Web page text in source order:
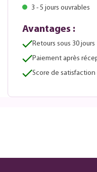
3 - 5 jours ouvrables
Avantages :
Retours sous 30 jours
Paiement après
Score de satisfaction